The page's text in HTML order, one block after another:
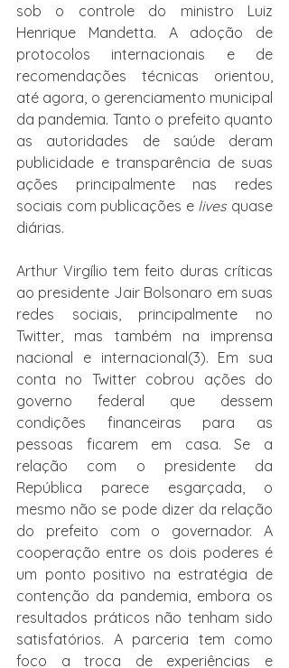
sob o controle do ministro Luiz
Henrique Mandetta. A adoção de
protocolos internacionais e de
recomendações técnicas orientou,
até agora, o gerenciamento municipal
da pandemia. Tanto o prefeito quanto
as autoridades de saúde deram
publicidade e transparência de suas
ações principalmente nas redes
sociais com publicações e lives quase
diárias.
Arthur Virgílio tem feito duras críticas
ao presidente Jair Bolsonaro em suas
redes sociais, principalmente no
Twitter, mas também na imprensa
nacional e internacional(3). Em sua
conta no Twitter cobrou ações do
governo federal que dessem
condições financeiras para as
pessoas ficarem em casa. Se a
relação com o presidente da
República parece esgarçada, o
mesmo não se pode dizer da relação
do prefeito com o governador. A
cooperação entre os dois poderes é
um ponto positivo na estratégia de
contenção da pandemia, embora os
resultados práticos não tenham sido
satisfatórios. A parceria tem como
foco a troca de experiências e